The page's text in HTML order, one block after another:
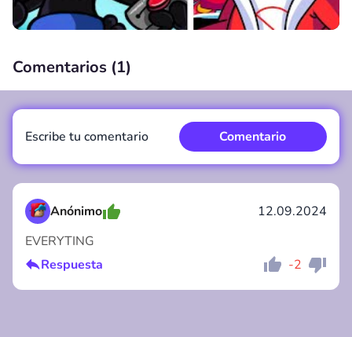
00:00 /00:00
Comentarios (1)
Anónimo
12.09.2024
EVERYTING
Respuesta
-2
Escribe tu comentario Comentario
Cancelar Comentario